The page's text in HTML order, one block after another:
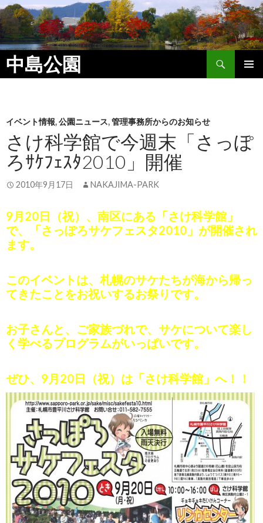
中島公園
検
索
ツ
ス
キ
ッ
イベント情報,公園ニュース,管理事務所からのお知らせ
さけ科学館で今週末「さっぽ
ろｻｹﾌｪｽﾀ2010」開催
2010年9月17日 NAKAJIMA-PARK
9月20日（祝）、南区にある「さけ科学館」
で、「さっぽろサケフェスタ2010」が開催され
ます。
このイベントは、札幌のサケたちが海から帰っ
てきたことをお祝いするお祭りです。
お子さんと、ご家族づれで、サケについて楽し
く学べるプログラムがいっぱいです。
ぜひ、9月20日（祝）は「さけ科学館」へ！！